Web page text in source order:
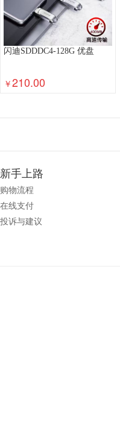
闪迪SDDDC4-128G 优盘
￥210.00
新手上路
购物流程
在线支付
投诉与建议